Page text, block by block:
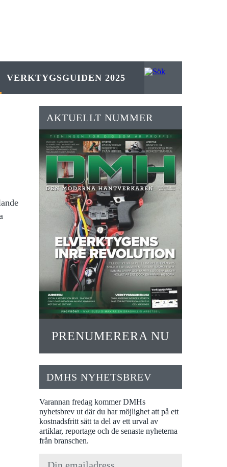
VERKTYGSGUIDEN 2025
AKTUELLT NUMMER
PRENUMERERA NU
DMHS NYHETSBREV
Varannan fredag kommer DMHs
nyhetsbrev ut där du har möjlighet att på ett
kostnadsfritt sätt ta del av ett urval av
artiklar, reportage och de senaste nyheterna
från branschen.